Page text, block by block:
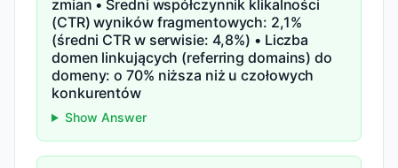
zmian • Średni współczynnik klikalności
(CTR) wyników fragmentowych: 2,1%
(średni CTR w serwisie: 4,8%) • Liczba
domen linkujących (referring domains) do
domeny: o 70% niższa niż u czołowych
konkurentów
Show Answer